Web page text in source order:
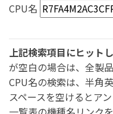
CPU名
上記検索項目にヒット
が空白の場合は、全製
CPU名の検索は、半角
スペースを空けるとアン